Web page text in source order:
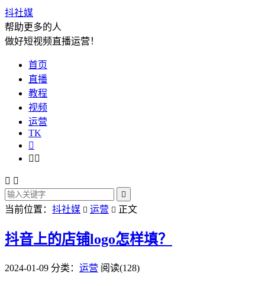
抖社媒
帮助更多的人
做好短视频直播运营！
首页
直播
教程
视频
运营
TK

 
 

当前位置： 抖社媒  运营  正文
抖音上的店铺logo怎样填？
2024-01-09 分类： 运营 阅读(128)